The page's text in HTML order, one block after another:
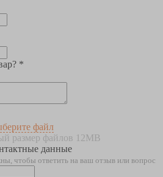
*
файл
размер файлов 12MB
данные
чтобы ответить на ваш отзыв или вопрос